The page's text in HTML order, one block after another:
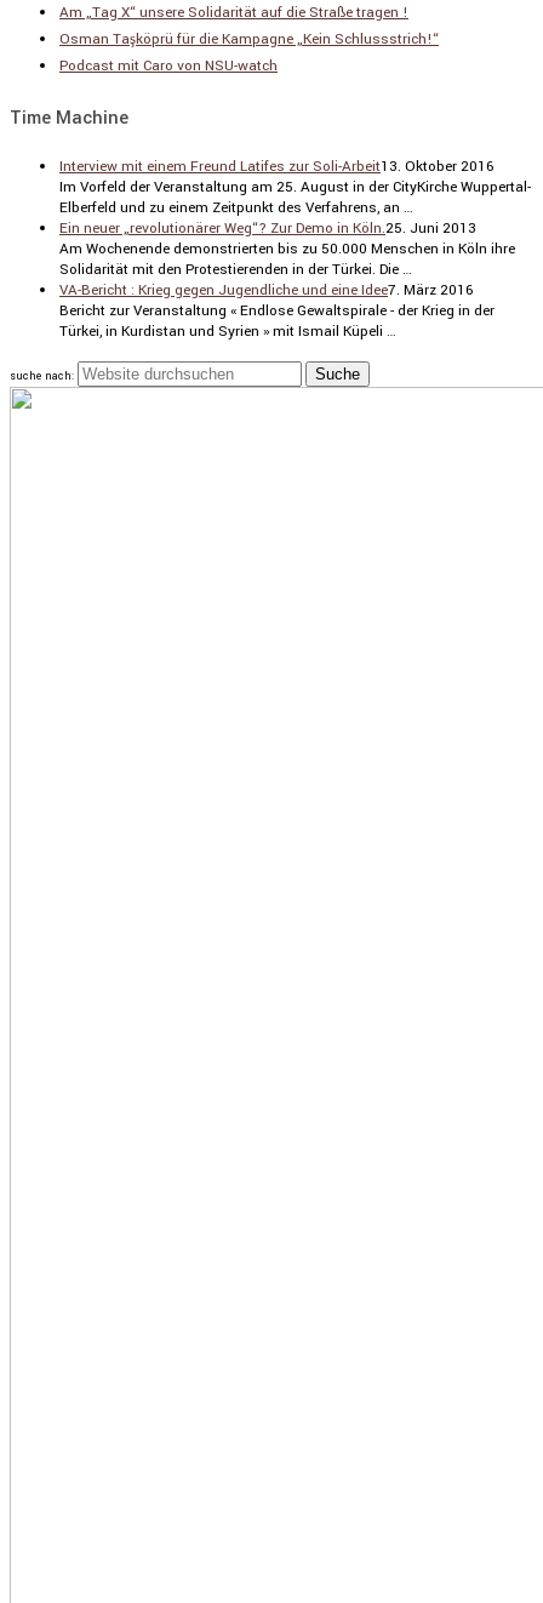
Am „Tag X“ unsere Solidarität auf die Straße tragen !
Osman Taşköprü für die Kampagne „Kein Schlussstrich!“
Podcast mit Caro von NSU-watch
Time Machine
Interview mit einem Freund Latifes zur Soli-Arbeit13. Oktober 2016
Im Vorfeld der Veran­stal­tung am 25. August in der CityKirche Wuppertal-
Elber­feld und zu einem Zeitpunkt des Verfah­rens, an …
Ein neuer „revolutionärer Weg“? Zur Demo in Köln.25. Juni 2013
Am Wochen­ende demons­trierten bis zu 50.000 Menschen in Köln ihre
Solida­rität mit den Protes­tie­renden in der Türkei. Die …
VA-Bericht : Krieg gegen Jugendliche und eine Idee7. März 2016
Bericht zur Veran­stal­tung « Endlose Gewalt­spi­rale - der Krieg in der
Türkei, in Kurdi­stan und Syrien » mit Ismail Küpeli …
suche nach: